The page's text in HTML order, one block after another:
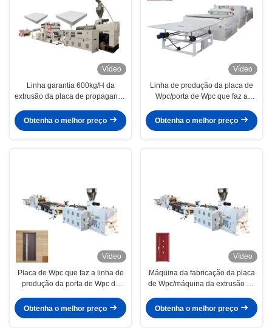
Vídeo
Linha garantia 600kg/H da
extrusão da placa de propaganda
Obtenha o melhor preço
Vídeo
Linha de produção da placa de
Wpc/porta de Wpc que faz a
Obtenha o melhor preço
Vídeo
Placa de Wpc que faz a linha de
produção da porta de Wpc da
Obtenha o melhor preço
Vídeo
Máquina da fabricação da placa
de Wpc/máquina da extrusão da
Obtenha o melhor preço